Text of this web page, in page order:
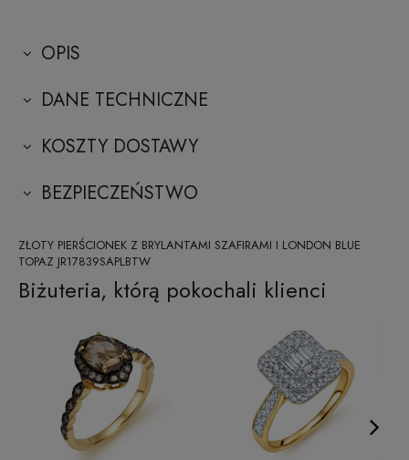
OPIS
DANE TECHNICZNE
KOSZTY DOSTAWY
BEZPIECZEŃSTWO
ZŁOTY PIERŚCIONEK Z BRYLANTAMI SZAFIRAMI I LONDON BLUE
TOPAZ JR17839SAPLBTW
Biżuteria, którą pokochali klienci